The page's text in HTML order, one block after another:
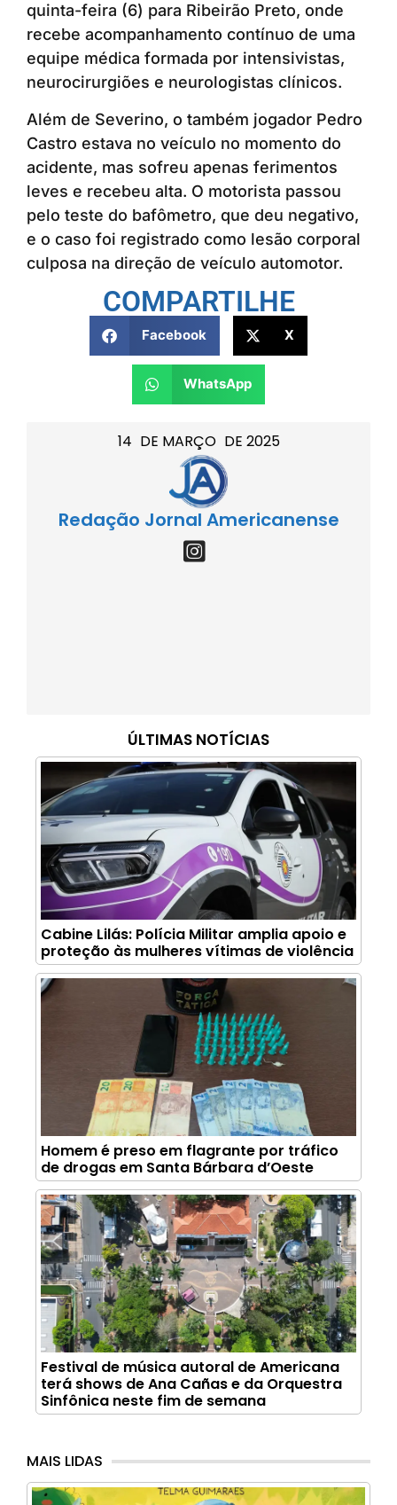
14 DE MARÇO DE 2025
Redação Jornal Americanense
ÚLTIMAS NOTÍCIAS
Cabine Lilás: Polícia Militar amplia apoio e
proteção às mulheres vítimas de violência
Homem é preso em flagrante por tráfico
de drogas em Santa Bárbara d’Oeste
Festival de música autoral de Americana
terá shows de Ana Cañas e da Orquestra
Sinfônica neste fim de semana
quinta-feira (6) para Ribeirão Preto, onde
recebe acompanhamento contínuo de uma
equipe médica formada por intensivistas,
neurocirurgiões e neurologistas clínicos.
Além de Severino, o também jogador Pedro
Castro estava no veículo no momento do
acidente, mas sofreu apenas ferimentos
leves e recebeu alta. O motorista passou
pelo teste do bafômetro, que deu negativo,
e o caso foi registrado como lesão corporal
culposa na direção de veículo automotor.
COMPARTILHE
Facebook X
WhatsApp
MAIS LIDAS